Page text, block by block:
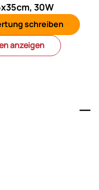
30W
schreiben
anzeigen